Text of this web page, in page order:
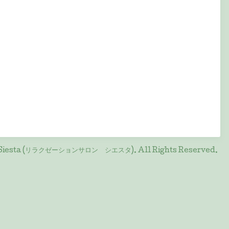
(リラクゼーションサロン シエスタ). All Rights Reserved.